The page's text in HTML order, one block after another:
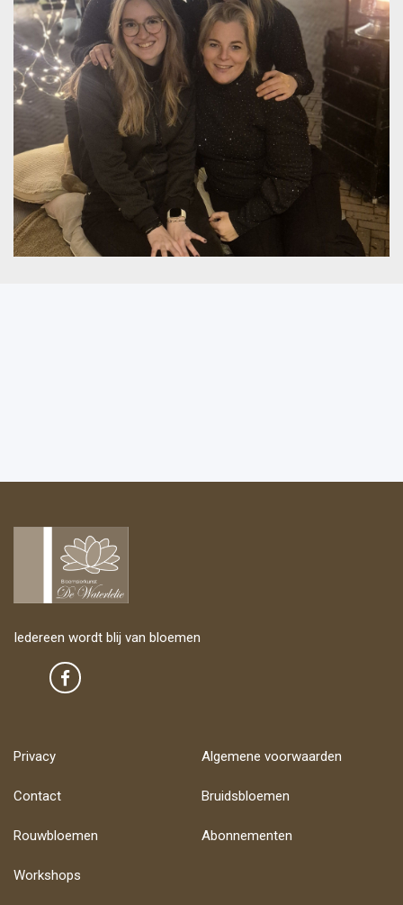
Iedereen wordt blij van bloemen
Privacy Algemene voorwaarden
Contact Bruidsbloemen
Rouwbloemen Abonnementen
Workshops